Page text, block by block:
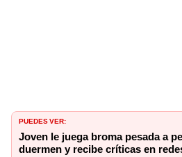
PUEDES VER:
Joven le juega broma pesada a
duermen y recibe críticas en